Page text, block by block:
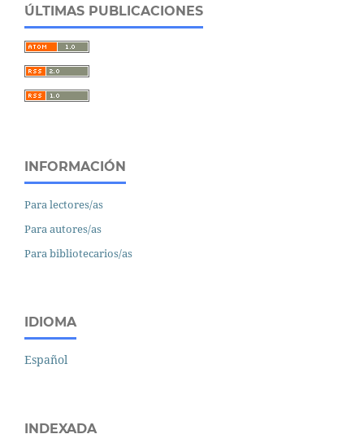
ÚLTIMAS PUBLICACIONES
INFORMACIÓN
Para lectores/as
Para autores/as
Para bibliotecarios/as
IDIOMA
Español
INDEXADA